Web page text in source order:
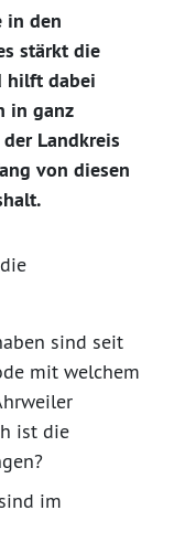
in den
stärkt die
hilft dabei
in ganz
Landkreis
von diesen
sind seit
mit welchem
ist die
im